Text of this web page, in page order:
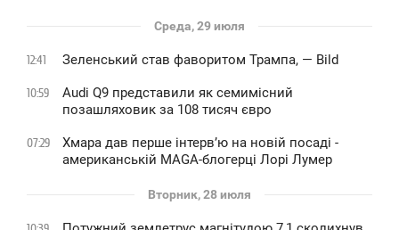
Среда, 29 июля
12:41 Зеленський став фаворитом Трампа, — Bild
10:59
Audi Q9 представили як семимісний
позашляховик за 108 тисяч євро
07:29
Хмара дав перше інтервʼю на новій посаді -
американській MAGA-блогерці Лорі Лумер
Вторник, 28 июля